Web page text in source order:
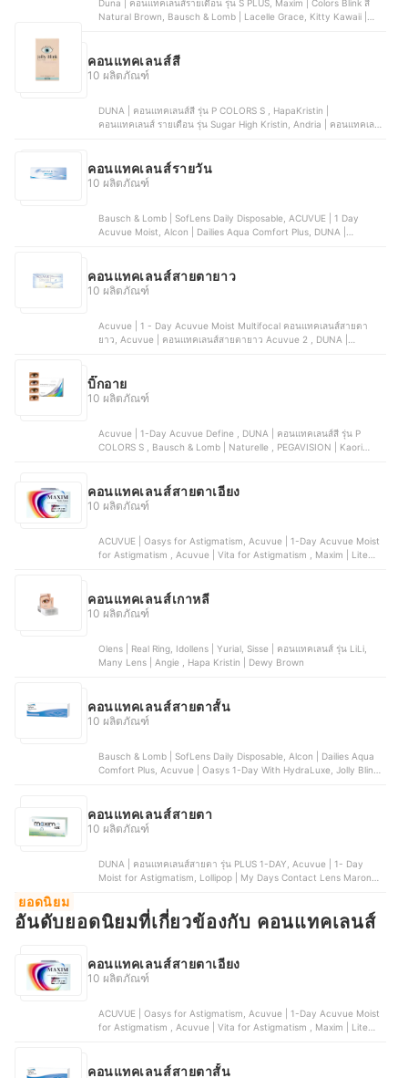
Duna | คอนแทคเลนส์รายเดือน รุ่น S PLUS, Maxim | Colors Blink สี
Natural Brown, Bausch & Lomb | Lacelle Grace, Kitty Kawaii |
คอนแทคเลนส์สี
10 ผลิตภัณฑ์
DUNA | คอนแทคเลนส์สี รุ่น P COLORS S , HapaKristin |
คอนแทคเลนส์ รายเดือน รุ่น Sugar High Kristin, Andria | คอนแทคเลนส์
คอนแทคเลนส์รายวัน
10 ผลิตภัณฑ์
Bausch & Lomb | SofLens Daily Disposable, ACUVUE | 1 Day
Acuvue Moist, Alcon | Dailies Aqua Comfort Plus, DUNA |
คอนแทคเลนส์สายตายาว
10 ผลิตภัณฑ์
Acuvue | 1 - Day Acuvue Moist Multifocal คอนแทคเลนส์สายตา
ยาว, Acuvue | คอนแทคเลนส์สายตายาว Acuvue 2 , DUNA |
คอนแทคเลนส์รายวัน Biomedics 1-Day Plus
บิ๊กอาย
10 ผลิตภัณฑ์
Acuvue | 1-Day Acuvue Define , DUNA | คอนแทคเลนส์สี รุ่น P
COLORS S , Bausch & Lomb | Naturelle , PEGAVISION | Kaori
คอนแทคเลนส์สายตาเอียง
10 ผลิตภัณฑ์
ACUVUE | Oasys for Astigmatism, Acuvue | 1-Day Acuvue Moist
for Astigmatism , Acuvue | Vita for Astigmatism , Maxim | Lite
คอนแทคเลนส์เกาหลี
10 ผลิตภัณฑ์
Olens | Real Ring, Idollens | Yurial, Sisse | คอนแทคเลนส์ รุ่น LiLi,
Many Lens | Angie , Hapa Kristin | Dewy Brown
คอนแทคเลนส์สายตาสั้น
10 ผลิตภัณฑ์
Bausch & Lomb | SofLens Daily Disposable, Alcon | Dailies Aqua
Comfort Plus, Acuvue | Oasys 1-Day With HydraLuxe, Jolly Blink |
คอนแทคเลนส์สายตา
10 ผลิตภัณฑ์
DUNA | คอนแทคเลนส์สายตา รุ่น PLUS 1-DAY, Acuvue | 1- Day
Moist for Astigmatism, Lollipop | My Days Contact Lens Maron
รายเดือน
ยอดนิยม
อันดับยอดนิยมที่เกี่ยวข้องกับ คอนแทคเลนส์
คอนแทคเลนส์สายตาเอียง
10 ผลิตภัณฑ์
ACUVUE | Oasys for Astigmatism, Acuvue | 1-Day Acuvue Moist
for Astigmatism , Acuvue | Vita for Astigmatism , Maxim | Lite
คอนแทคเลนส์สายตาสั้น